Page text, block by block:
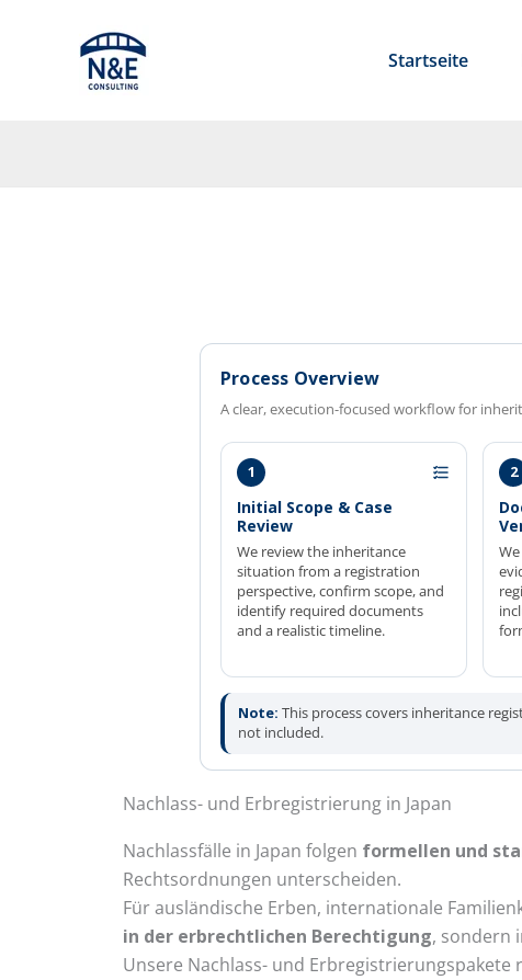
Startseite
Process Overview
A clear, execution-focused workflow for
1
Initial Scope & Case
Review
We review the inheritance
situation from a registration
perspective, confirm scope, and
identify required documents
and a realistic timeline.
2
Note: This process covers inheritance
not included.
Nachlass- und Erbregistrierung in Japan
Nachlassfälle in Japan folgen formellen und
Rechtsordnungen unterscheiden.
Für ausländische Erben, internationale
in der erbrechtlichen Berechtigung, sondern
Unsere Nachlass- und